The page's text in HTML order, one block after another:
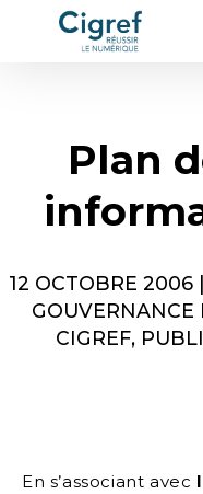
Plan
12 OCTOBRE 2006|
GOUVERNANCE
CIGREF,
En s’associant avec